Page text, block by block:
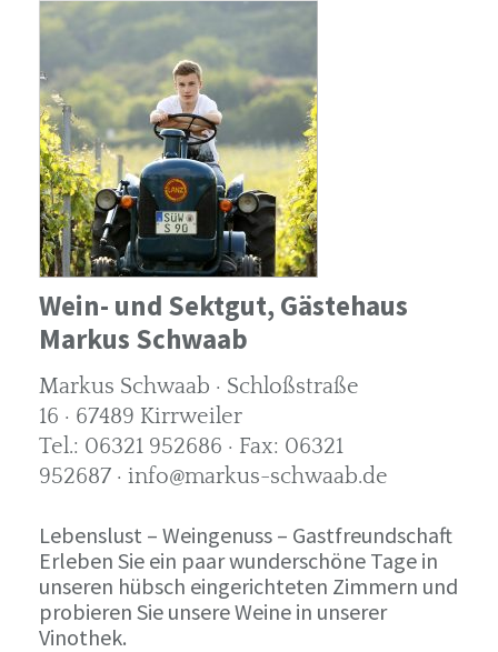
Wein- und Sektgut, Gästehaus
Markus Schwaab
Markus Schwaab · Schloßstraße
16 · 67489 Kirrweiler
Tel.: 06321 952686 · Fax: 06321
952687 · info@markus-schwaab.de
Lebenslust – Weingenuss – Gastfreundschaft
Erleben Sie ein paar wunderschöne Tage in
unseren hübsch eingerichteten Zimmern und
probieren Sie unsere Weine in unserer
Vinothek.